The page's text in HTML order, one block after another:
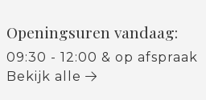
Openingsuren vandaag:
09:30 - 12:00 & op afspraak
Bekijk alle